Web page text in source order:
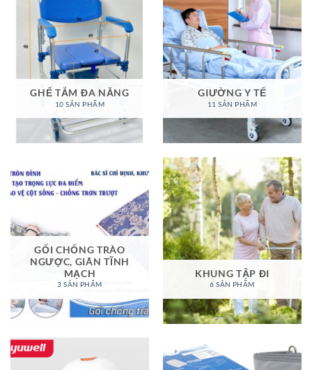
GHẾ TẮM ĐA NĂNG
10 SẢN PHẨM
GIƯỜNG Y TẾ
11 SẢN PHẨM
GỐI CHỐNG TRÀO
NGƯỢC, GIÃN TĨNH
MẠCH
3 SẢN PHẨM
KHUNG TẬP ĐI
6 SẢN PHẨM